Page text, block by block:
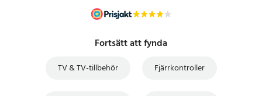
Fortsätt att fynda
TV & TV-tillbehör Fjärrkontroller